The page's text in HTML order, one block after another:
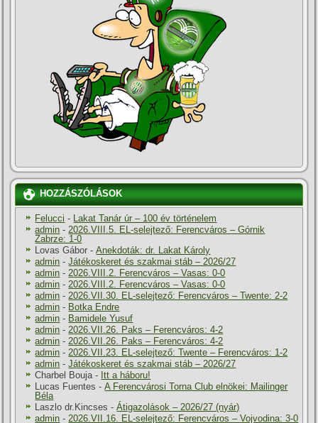
HOZZÁSZÓLÁSOK
Felucci -
Lakat Tanár úr – 100 év történelem
admin - 2026.VIII.5. EL-selejtező: Ferencváros – Górnik
Zabrze: 1-0
Lovas Gábor -Anekdoták: dr. Lakat Károly
admin -Játékoskeret és szakmai stáb – 2026/27
admin - 2026.VIII.2. Ferencváros – Vasas: 0-0
admin - 2026.VIII.2. Ferencváros – Vasas: 0-0
admin - 2026.VII.30. EL-selejtező: Ferencváros – Twente: 2-2
admin - Botka Endre
admin - Bamidele Yusuf
admin - 2026.VII.26. Paks – Ferencváros: 4-2
admin - 2026.VII.26. Paks – Ferencváros: 4-2
admin - 2026.VII.23. EL-selejtező: Twente – Ferencváros: 1-2
admin -Játékoskeret és szakmai stáb – 2026/27
Charbel Bouja - Itt a háboru!
Lucas Fuentes -A Ferencvárosi Torna Club elnökei: Mailinger
Béla
Laszlo dr.Kincses -Átigazolások – 2026/27 (nyár)
admin - 2026.VII.16. EL-selejtező: Ferencváros – Vojvodina: 3-0